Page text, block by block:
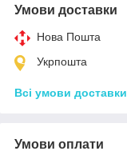
Умови доставки
Нова Пошта
Укрпошта
Всі умови доставки
Умови оплати